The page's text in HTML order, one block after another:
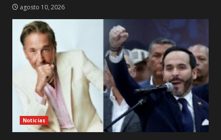
agosto 10, 2026
Noticias